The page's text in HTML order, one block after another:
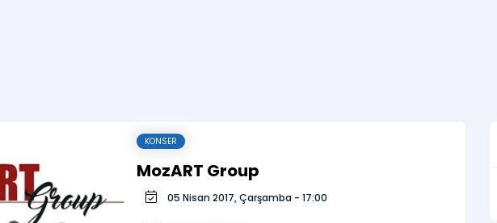
KONSER
MozART Group
05 Nisan 2017, Çarşamba - 17:00